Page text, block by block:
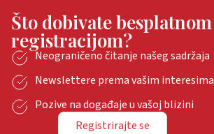
Što dobivate besplatnom
registracijom?
Neograničeno čitanje našeg sadržaja
Newslettere prema vašim interesima
Pozive na događaje u vašoj blizini
Registrirajte se